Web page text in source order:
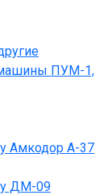
ПУМ-1,
Амкодор А-37
ДМ-09